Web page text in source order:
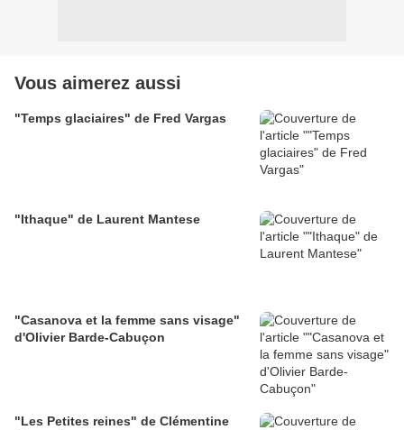
Vous aimerez aussi
"Temps glaciaires" de Fred Vargas
"Ithaque" de Laurent Mantese
"Casanova et la femme sans visage"
d'Olivier Barde-Cabuçon
"Les Petites reines" de Clémentine